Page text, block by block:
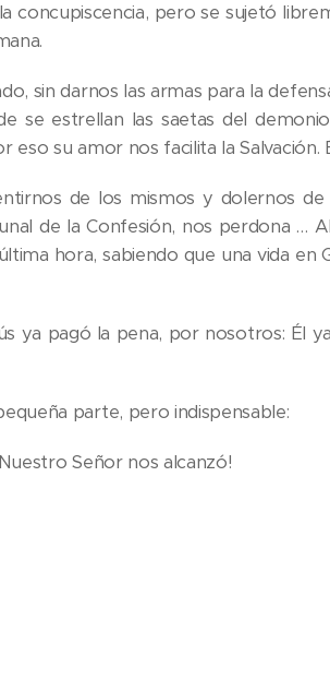
concupiscencia, pero se sujetó
sin darnos las armas para la
se estrellan las saetas del
eso su amor nos facilita la
de los mismos y dolernos
de la Confesión, nos perdona
hora, sabiendo que una vida en
ya pagó la pena, por nosotros: Él
parte, pero indispensable:
Señor nos alcanzó!